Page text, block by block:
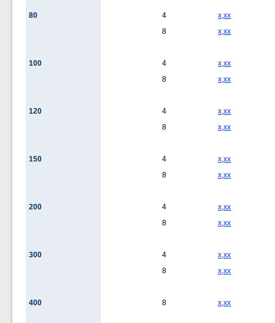
80 4
x,xx
8
x,xx
100 4
x,xx
8
x,xx
120 4
x,xx
8
x,xx
150 4
x,xx
8
x,xx
200 4
x,xx
8
x,xx
300 4
x,xx
8
x,xx
400 8 x,xx